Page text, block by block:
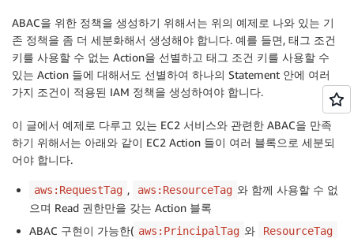
ABAC을 위한 정책을 생성하기 위해서는 위의 예제로 나와 있는 기
존 정책을 좀 더 세분화해서 생성해야 합니다. 예를 들면, 태그 조건
키를 사용할 수 없는 Action을 선별하고 태그 조건 키를 사용할 수
있는 Action 들에 대해서도 선별하여 하나의 Statement 안에 여러
가지 조건이 적용된 IAM 정책을 생성하여야 합니다.
이 글에서 예제로 다루고 있는 EC2 서비스와 관련한 ABAC을 만족
하기 위해서는 아래와 같이 EC2 Action 들이 여러 블록으로 세분되
어야 합니다.
aws:RequestTag , aws:ResourceTag 와 함께 사용할 수 없
으며 Read 권한만을 갖는 Action 블록
ABAC 구현이 가능한( aws:PrincipalTag 와 ResourceTag